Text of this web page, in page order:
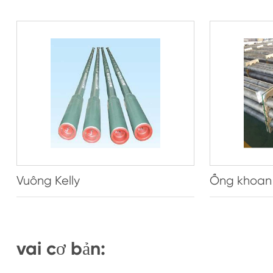
Vuông Kelly Ống
vai cơ bản: